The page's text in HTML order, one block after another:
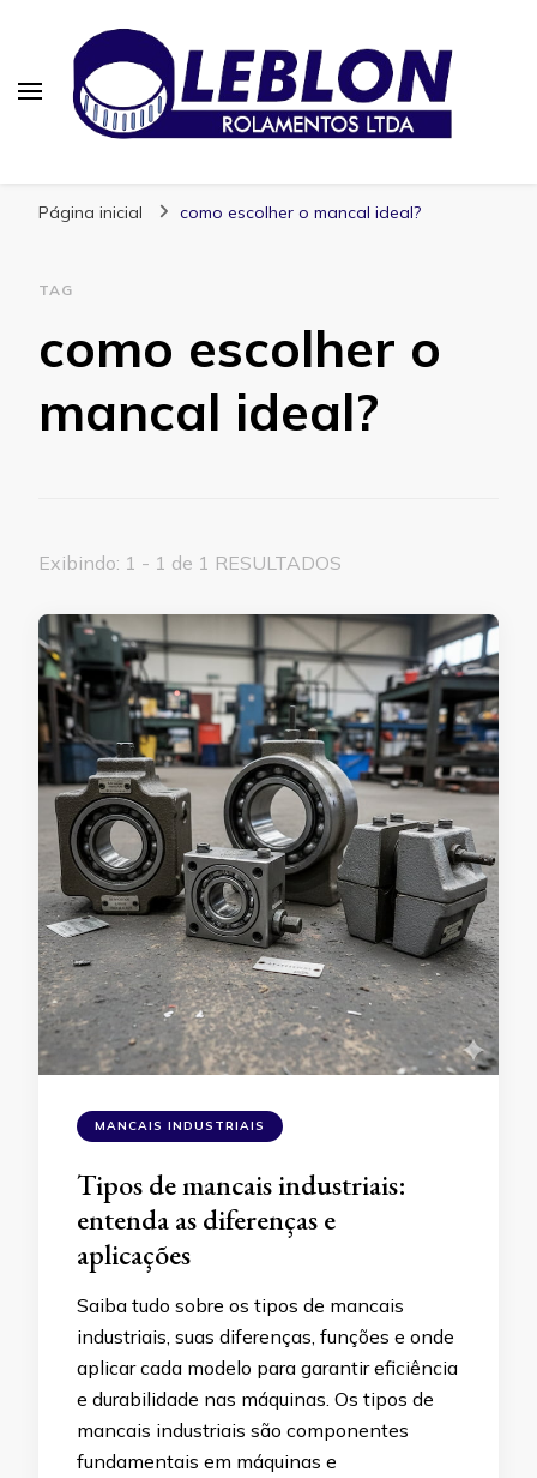
Página inicial como escolher o mancal ideal?
TAG
como escolher o
mancal ideal?
Exibindo: 1 - 1 de 1 RESULTADOS
MANCAIS INDUSTRIAIS
Tipos de mancais industriais:
entenda as diferenças e
aplicações
Saiba tudo sobre os tipos de mancais
industriais, suas diferenças, funções e onde
aplicar cada modelo para garantir eficiência
e durabilidade nas máquinas. Os tipos de
mancais industriais são componentes
fundamentais em máquinas e